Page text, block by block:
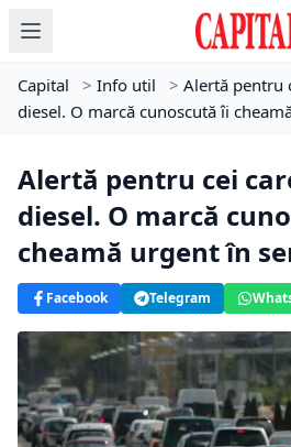
Capital > Info util > Alertă pentru
diesel. O marcă cunoscută îi
Alertă pentru cei
diesel. O marcă
cheamă urgent în
Facebook Telegram